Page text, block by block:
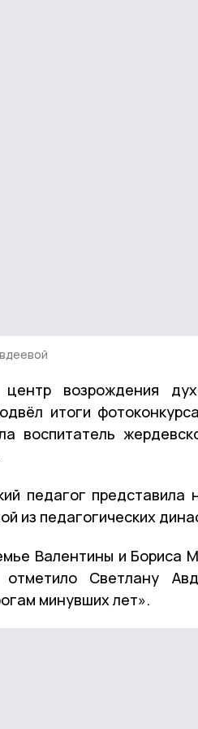
возрождения
итоги
воспитатель
педагог представила
из педагогических
Валентины и Бориса
отметило Светлану
минувших лет».